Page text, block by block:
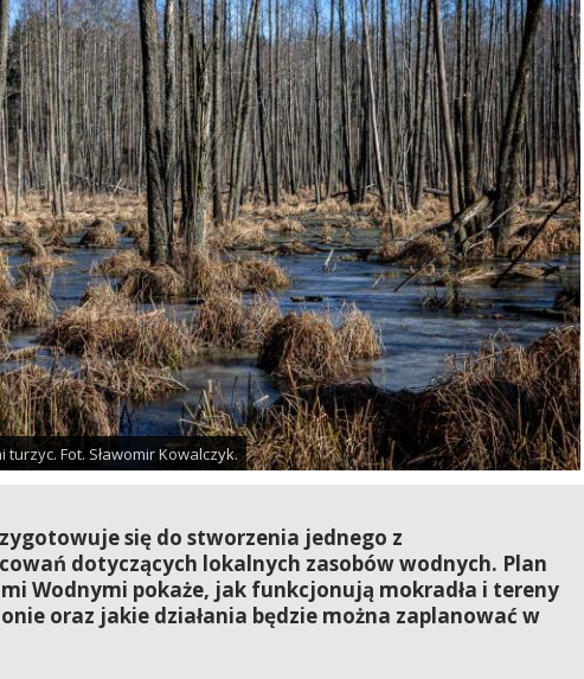
Fot. Sławomir Kowalczyk.
się do stworzenia jednego z
dotyczących lokalnych zasobów wodnych. Plan
Wodnymi pokaże, jak funkcjonują mokradła i tereny
oraz jakie działania będzie można zaplanować w